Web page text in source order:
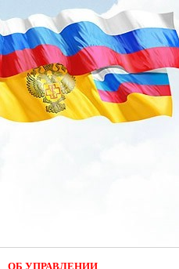
ОБ УПРАВЛЕНИИ